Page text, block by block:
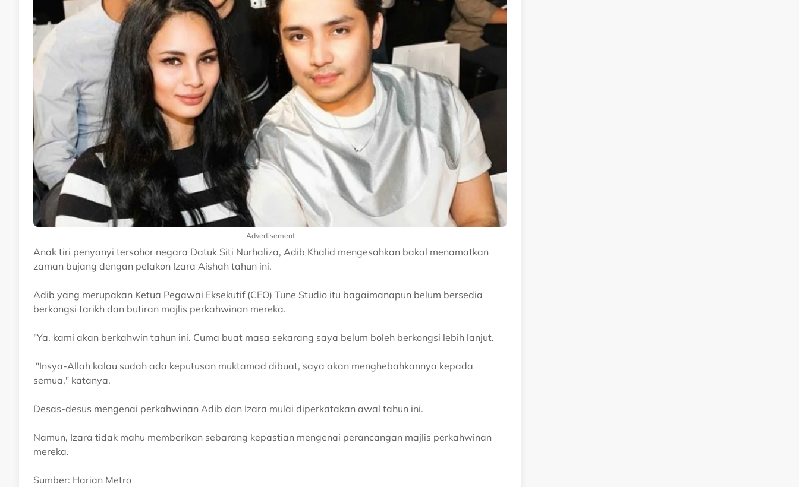
Advertisement
Anak tiri penyanyi tersohor negara Datuk Siti Nurhaliza, Adib Khalid mengesahkan bakal menamatkan
zaman bujang dengan pelakon Izara Aishah tahun ini.
Adib yang merupakan Ketua Pegawai Eksekutif (CEO) Tune Studio itu bagaimanapun belum bersedia
berkongsi tarikh dan butiran majlis perkahwinan mereka.
"Ya, kami akan berkahwin tahun ini. Cuma buat masa sekarang saya belum boleh berkongsi lebih lanjut.
"Insya-Allah kalau sudah ada keputusan muktamad dibuat, saya akan menghebahkannya kepada
semua," katanya.
Desas-desus mengenai perkahwinan Adib dan Izara mulai diperkatakan awal tahun ini.
Namun, Izara tidak mahu memberikan sebarang kepastian mengenai perancangan majlis perkahwinan
mereka.
Sumber: Harian Metro